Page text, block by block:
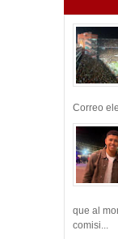
Correo
que al
comisi...